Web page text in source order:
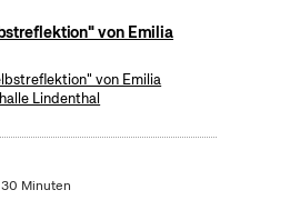
von Emilia
von Emilia
Lindenthal
Minuten